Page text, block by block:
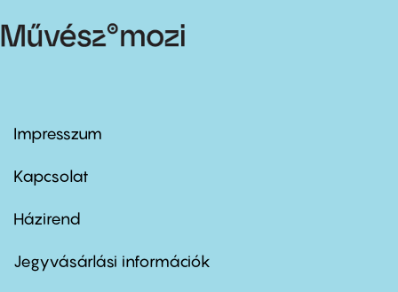
Footer
first
Impresszum
Kapcsolat
Footer
second
Házirend
Jegyvásárlási információk